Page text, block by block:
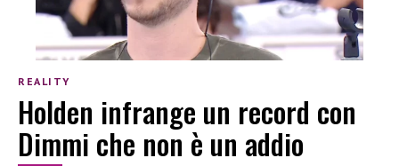
REALITY
Holden infrange un record con
Dimmi che non è un addio